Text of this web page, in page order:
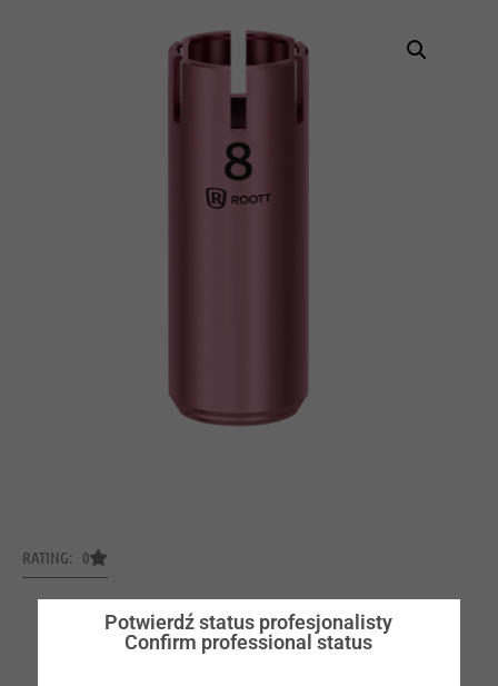
RATING: 0
Potwierdź status profesjonalisty
Confirm professional status